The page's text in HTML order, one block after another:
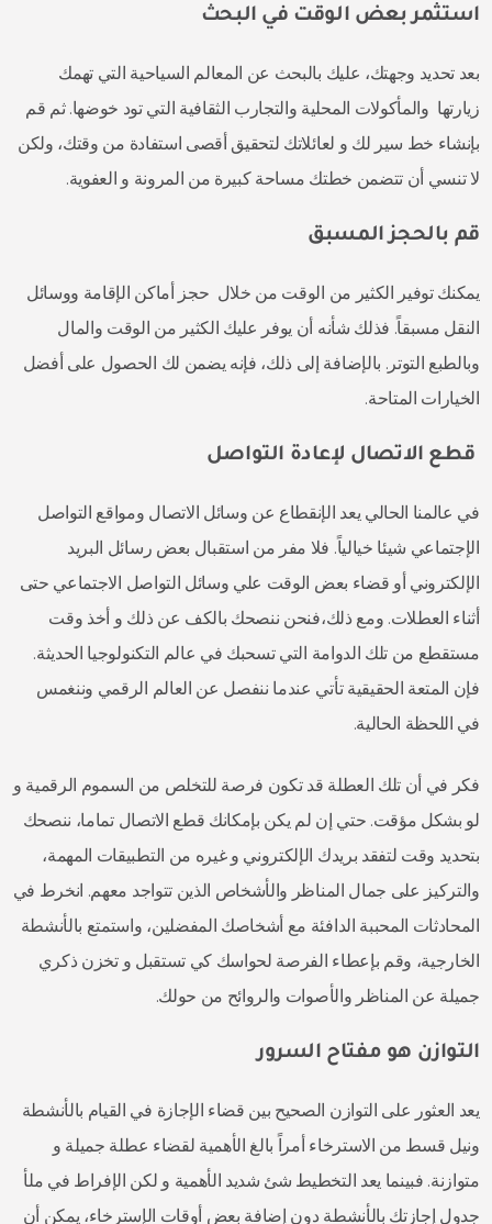
استثمر بعض الوقت في البحث
بعد تحديد وجهتك، عليك بالبحث عن المعالم السياحية التي تهمك
زيارتها والمأكولات المحلية والتجارب الثقافية التي تود خوضها. ثم قم
بإنشاء خط سير لك و لعائلاتك لتحقيق أقصى استفادة من وقتك، ولكن
لا تنسي أن تتضمن خطتك مساحة كبيرة من المرونة و العفوية.
قم بالحجز المسبق
يمكنك توفير الكثير من الوقت من خلال حجز أماكن الإقامة ووسائل
النقل مسبقاً. فذلك شأنه أن يوفر عليك الكثير من الوقت والمال
وبالطبع التوتر. بالإضافة إلى ذلك، فإنه يضمن لك الحصول على أفضل
الخيارات المتاحة.
قطع الاتصال لإعادة التواصل
في عالمنا الحالي يعد الإنقطاع عن وسائل الاتصال ومواقع التواصل
الإجتماعي شيئا خيالياً. فلا مفر من استقبال بعض رسائل البريد
الإلكتروني أو قضاء بعض الوقت علي وسائل التواصل الاجتماعي حتى
أثناء العطلات. ومع ذلك،فنحن ننصحك بالكف عن ذلك و أخذ وقت
مستقطع من تلك الدوامة التي تسحبك في عالم التكنولوجيا الحديثة.
فإن المتعة الحقيقية تأتي عندما ننفصل عن العالم الرقمي وننغمس
في اللحظة الحالية.
فكر في أن تلك العطلة قد تكون فرصة للتخلص من السموم الرقمية و
لو بشكل مؤقت. حتي إن لم يكن بإمكانك قطع الاتصال تماما، ننصحك
بتحديد وقت لتفقد بريدك الإلكتروني و غيره من التطبيقات المهمة،
والتركيز على جمال المناظر والأشخاص الذين تتواجد معهم. انخرط في
المحادثات المحببة الدافئة مع أشخاصك المفضلين، واستمتع بالأنشطة
الخارجية، وقم بإعطاء الفرصة لحواسك كي تستقبل و تخزن ذكري
جميلة عن المناظر والأصوات والروائح من حولك.
التوازن هو مفتاح السرور
يعد العثور على التوازن الصحيح بين قضاء الإجازة في القيام بالأنشطة
ونيل قسط من الاسترخاء أمراً بالغ الأهمية لقضاء عطلة جميلة و
متوازنة. فبينما يعد التخطيط شئ شديد الأهمية و لكن الإفراط في ملأ
جدول إجازتك بالأنشطة دون إضافة بعض أوقات الإسترخاء، يمكن أن